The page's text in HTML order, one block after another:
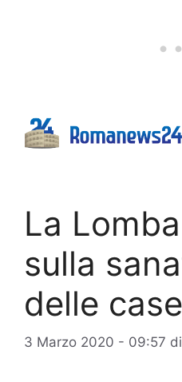
La
sulla
delle
3 Marzo 2020 - 09:57 di